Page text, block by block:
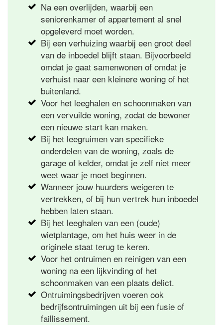
Na een overlijden, waarbij een
seniorenkamer of appartement al snel
opgeleverd moet worden.
Bij een verhuizing waarbij een groot deel
van de inboedel blijft staan. Bijvoorbeeld
omdat je gaat samenwonen of omdat je
verhuist naar een kleinere woning of het
buitenland.
Voor het leeghalen en schoonmaken van
een vervuilde woning, zodat de bewoner
een nieuwe start kan maken.
Bij het leegruimen van specifieke
onderdelen van de woning, zoals de
garage of kelder, omdat je zelf niet meer
weet waar je moet beginnen.
Wanneer jouw huurders weigeren te
vertrekken, of bij hun vertrek hun inboedel
hebben laten staan.
Bij het leeghalen van een (oude)
wietplantage, om het huis weer in de
originele staat terug te keren.
Voor het ontruimen en reinigen van een
woning na een lijkvinding of het
schoonmaken van een plaats delict.
Ontruimingsbedrijven voeren ook
bedrijfsontruimingen uit bij een fusie of
faillissement.